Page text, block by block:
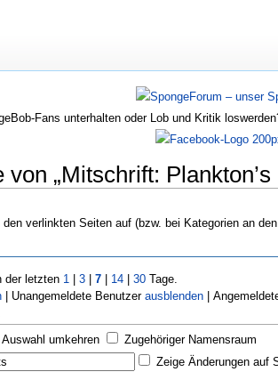
Fans unterhalten oder Lob und Kritik
„Mitschrift:
verlinkten Seiten auf (bzw. bei Kategorien an
der letzten 1| 3| 7| 14| 30Tage.
| Unangemeldete Benutzer ausblenden|
Auswahl umkehren
Zugehöriger Namensraum
Zeige Änderungen auf